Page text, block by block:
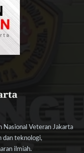
Nasional Veteran Jakarta
dan teknologi,
ilmiah.